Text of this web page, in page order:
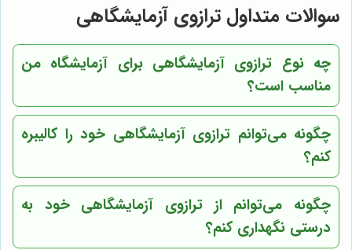
سوالات متداول ترازوی آزمایشگاهی
چه نوع ترازوی آزمایشگاهی برای آزمایشگاه من
مناسب است؟
چگونه می‌توانم ترازوی آزمایشگاهی خود را کالیبره
کنم؟
چگونه می‌توانم از ترازوی آزمایشگاهی خود به
درستی نگهداری کنم؟